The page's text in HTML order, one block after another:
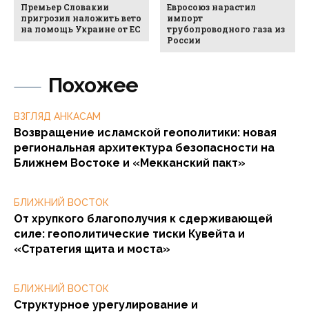
Похожее
ВЗГЛЯД АНКАСАМ
Возвращение исламской геополитики: новая
региональная архитектура безопасности на
Ближнем Востоке и «Мекканский пакт»
БЛИЖНИЙ ВОСТОК
От хрупкого благополучия к сдерживающей
силе: геополитические тиски Кувейта и
«Стратегия щита и моста»
БЛИЖНИЙ ВОСТОК
Структурное урегулирование и
Премьер Словакии
пригрозил наложить вето
на помощь Украине от ЕС
Евросоюз нарастил
импорт
трубопроводного газа из
России